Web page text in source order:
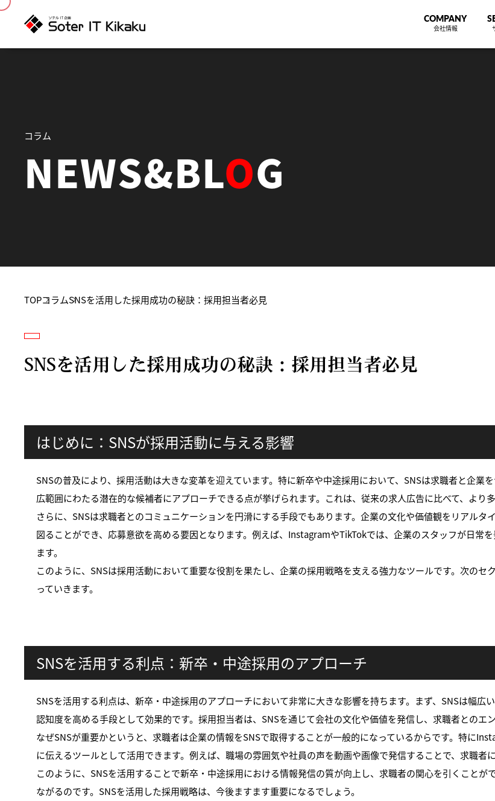
COMPANY
会社情報
コラム
NEWS&BLOG
TOPコラムSNSを活用した採用成功の秘訣：採用担当者必見
SNSを活用した採用成功の秘訣：採用担当者必見
はじめに：SNSが採用活動に与える影響
SNSの普及により、採用活動は大きな変革を迎えています。特に新卒や中途採用において、SNSは求職者と企業
広範囲にわたる潜在的な候補者にアプローチできる点が挙げられます。これは、従来の求人広告に比べて、より
さらに、SNSは求職者とのコミュニケーションを円滑にする手段でもあります。企業の文化や価値観をリアル
図ることができ、応募意欲を高める要因となります。例えば、InstagramやTikTokでは、企業のスタッフが日常
ます。
このように、SNSは採用活動において重要な役割を果たし、企業の採用戦略を支える強力なツールです。次の
っていきます。
SNSを活用する利点：新卒・中途採用のアプローチ
SNSを活用する利点は、新卒・中途採用のアプローチにおいて非常に大きな影響を持ちます。まず、SNSは幅
認知度を高める手段として効果的です。採用担当者は、SNSを通じて会社の文化や価値を発信し、求職者とのエ
なぜSNSが重要かというと、求職者は企業の情報をSNSで取得することが一般的になっているからです。特に
に伝えるツールとして活用できます。例えば、職場の雰囲気や社員の声を動画や画像で発信することで、求職者
このように、SNSを活用することで新卒・中途採用における情報発信の質が向上し、求職者の関心を引くこと
ながるのです。SNSを活用した採用戦略は、今後ますます重要になるでしょう。